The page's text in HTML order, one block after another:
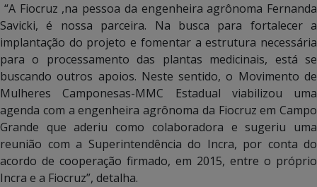
“A Fiocruz ,na pessoa da engenheira agrônoma Fernanda
Savicki, é nossa parceira. Na busca para fortalecer a
implantação do projeto e fomentar a estrutura necessária
para o processamento das plantas medicinais, está se
buscando outros apoios. Neste sentido, o Movimento de
Mulheres Camponesas-MMC Estadual viabilizou uma
agenda com a engenheira agrônoma da Fiocruz em Campo
Grande que aderiu como colaboradora e sugeriu uma
reunião com a Superintendência do Incra, por conta do
acordo de cooperação firmado, em 2015, entre o próprio
Incra e a Fiocruz”, detalha.